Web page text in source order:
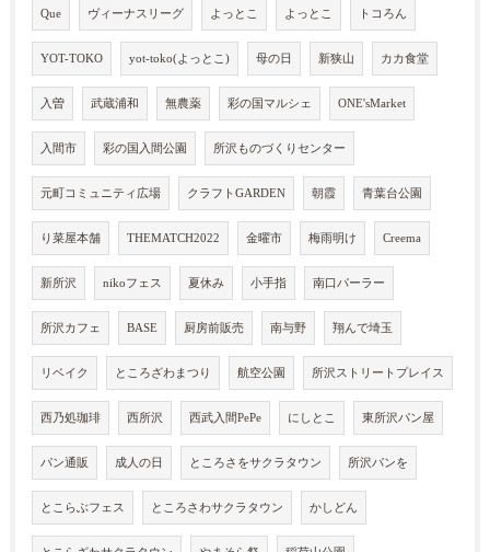
Que ヴィーナスリーグ よっとこ よっとこ トコろん
YOT-TOKO yot-toko(よっとこ) 母の日 新狭山 カカ食堂
入曽 武蔵浦和 無農薬 彩の国マルシェ ONE'sMarket
入間市 彩の国入間公園 所沢ものづくりセンター
元町コミュニティ広場 クラフトGARDEN 朝霞 青葉台公園
り菜屋本舗 THEMATCH2022 金曜市 梅雨明け Creema
新所沢 nikoフェス 夏休み 小手指 南口パーラー
所沢カフェ BASE 厨房前販売 南与野 翔んで埼玉
リベイク ところざわまつり 航空公園 所沢ストリートプレイス
西乃処珈琲 西所沢 西武入間PePe にしとこ 東所沢パン屋
パン通販 成人の日 ところさをサクラタウン 所沢パンを
とこらぶフェス ところさわサクラタウン かしどん